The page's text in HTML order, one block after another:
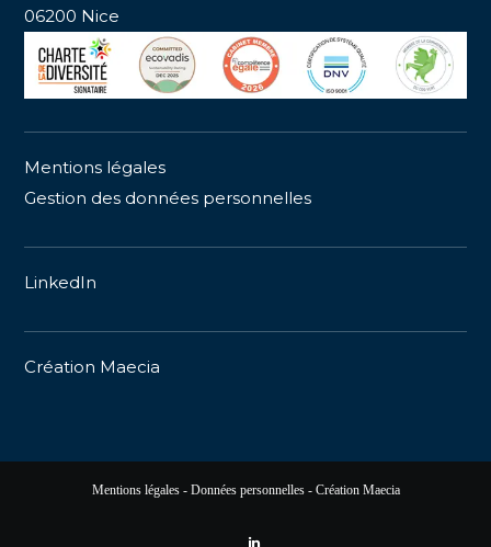
06200 Nice
Mentions légales
Gestion des données personnelles
LinkedIn
Création Maecia
Mentions légales- Données personnelles- Création Maecia